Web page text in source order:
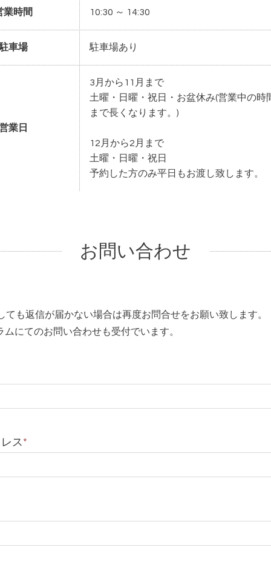
業時間 10:30 ～ 14:30
車場 駐車場あり
業日
3月から11月まで
土曜・日曜・祝日・お盆休み(営業中の時
まで長くなります。)
12月から2月まで
土曜・日曜・祝日
予約した方のみ平日もお渡し致します。
お問い合わせ
ても返信が届かない場合は再度お問合せをお願い致します。
ムにてのお問い合わせも受付でいます。
ス*